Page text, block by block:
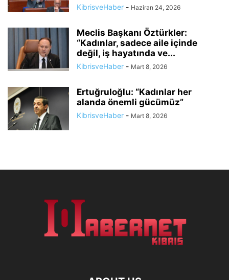
KibrisveHaber - Haziran 24, 2026
Meclis Başkanı Öztürkler:
“Kadınlar, sadece aile içinde
değil, iş hayatında ve...
KibrisveHaber - Mart 8, 2026
Ertuğruloğlu: “Kadınlar her
alanda önemli gücümüz”
KibrisveHaber - Mart 8, 2026